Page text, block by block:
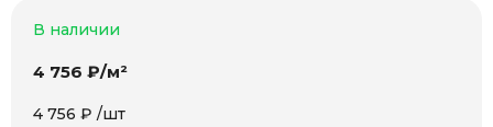
В наличии
4 756 ₽/м²
4 756 ₽ /шт